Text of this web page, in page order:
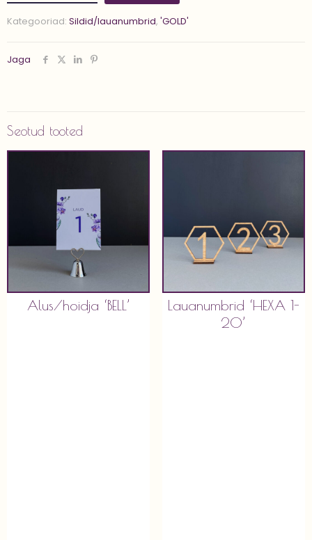
kogus
Kategooriad: Sildid/lauanumbrid, 'GOLD'
Jaga
Seotud tooted
Alus/hoidja ‘BELL’
Lauanumbrid ‘HEXA 1-
20’